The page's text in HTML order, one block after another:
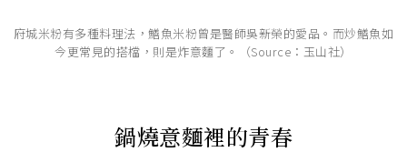
府城米粉有多種料理法，鱔魚米粉曾是醫師吳新榮的愛品。而炒鱔魚如
今更常見的搭檔，則是炸意麵了。（Source：玉山社）
鍋燒意麵裡的青春